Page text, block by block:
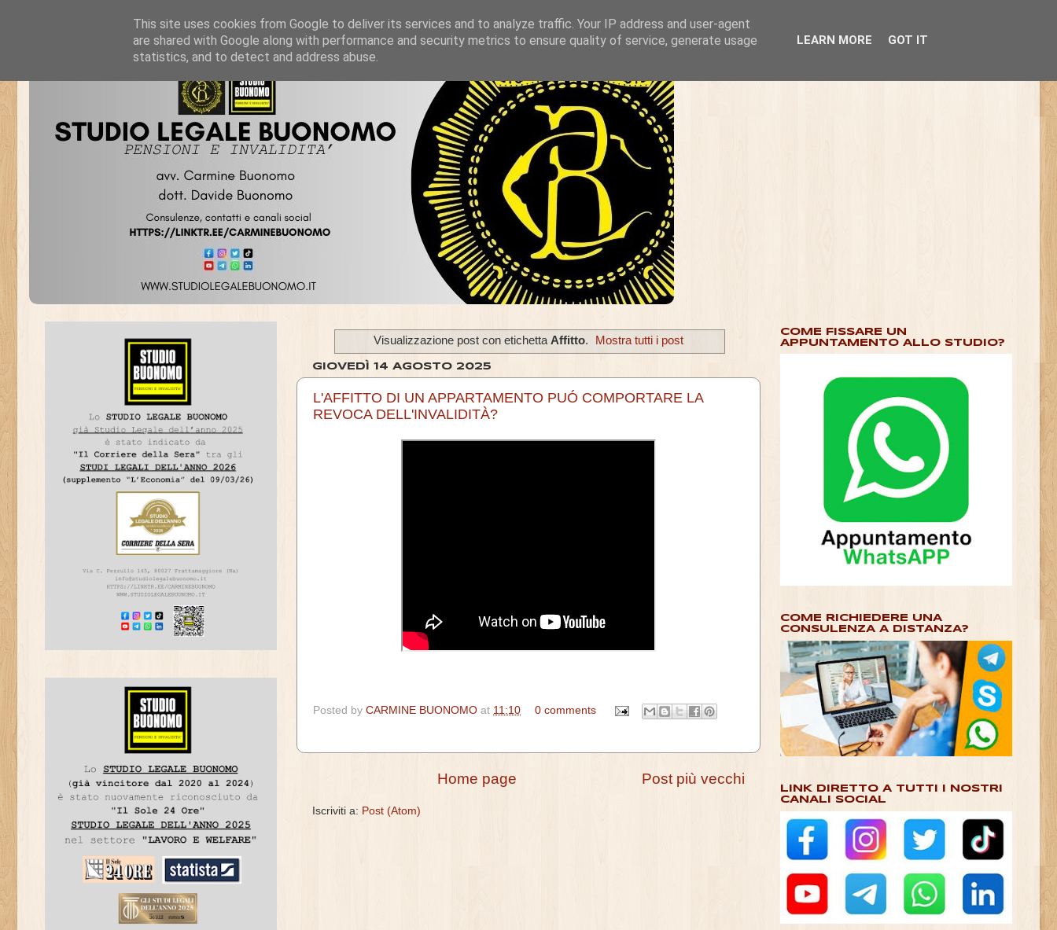
Visualizzazione post con etichettaAffitto. Mostra tutti i post
GIOVEDÌ 14 AGOSTO 2025
L'AFFITTO DI UN APPARTAMENTO PUÓ COMPORTARE LA
REVOCA DELL'INVALIDITÀ?
Posted by CARMINE BUONOMO at 11:10 0 comments
Post più vecchi
Home page
Iscriviti a: Post (Atom)
COME FISSARE UN
APPUNTAMENTO ALLO STUDIO?
COME RICHIEDERE UNA
CONSULENZA A DISTANZA?
LINK DIRETTO A TUTTI I NOSTRI
CANALI SOCIAL
This site uses cookies from Google to deliver its services and to analyze traffic. Your IP address and user-agent
are shared with Google along with performance and security metrics to ensure quality of service, generate usage
statistics, and to detect and address abuse.
LEARN MORE GOT IT